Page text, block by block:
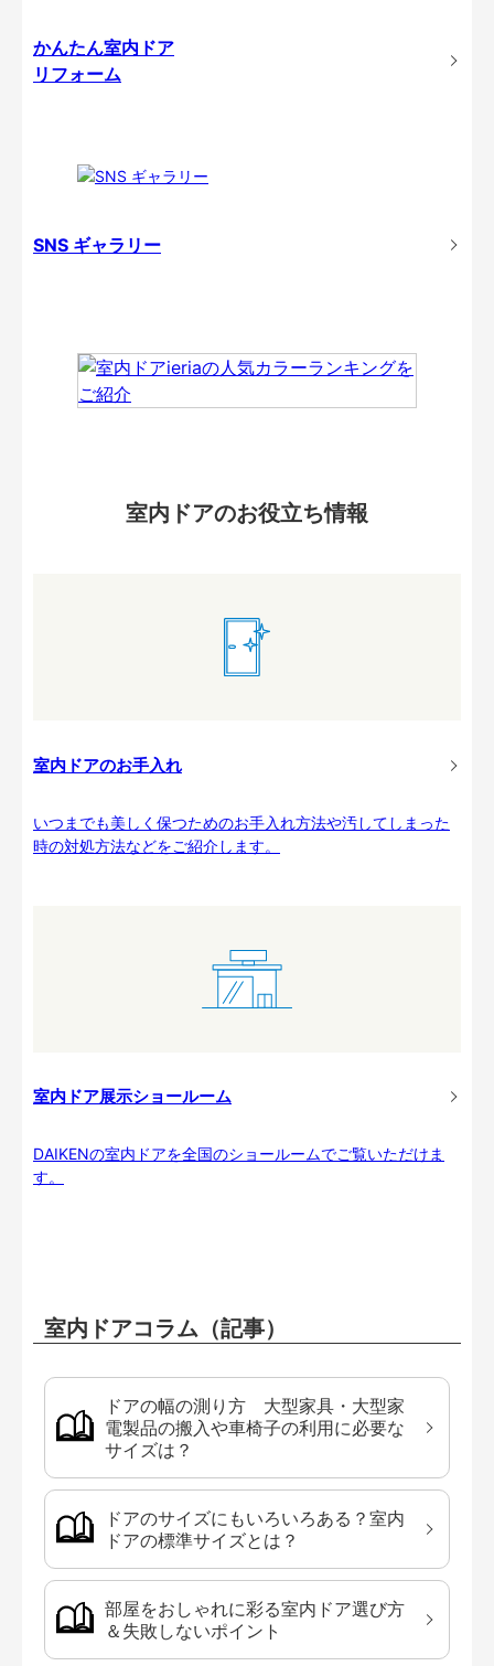
かんたん室内ドア
リフォーム
SNS ギャラリー
室内ドアのお役立ち情報
室内ドアのお手入れ
いつまでも美しく保つためのお手入れ方法や汚してしまった
時の対処方法などをご紹介します。
室内ドア展示ショールーム
DAIKENの室内ドアを全国のショールームでご覧いただけま
す。
室内ドアコラム（記事）
ドアの幅の測り方 大型家具・大型家
電製品の搬入や車椅子の利用に必要な
サイズは？
ドアのサイズにもいろいろある？室内
ドアの標準サイズとは？
部屋をおしゃれに彩る室内ドア選び方
＆失敗しないポイント